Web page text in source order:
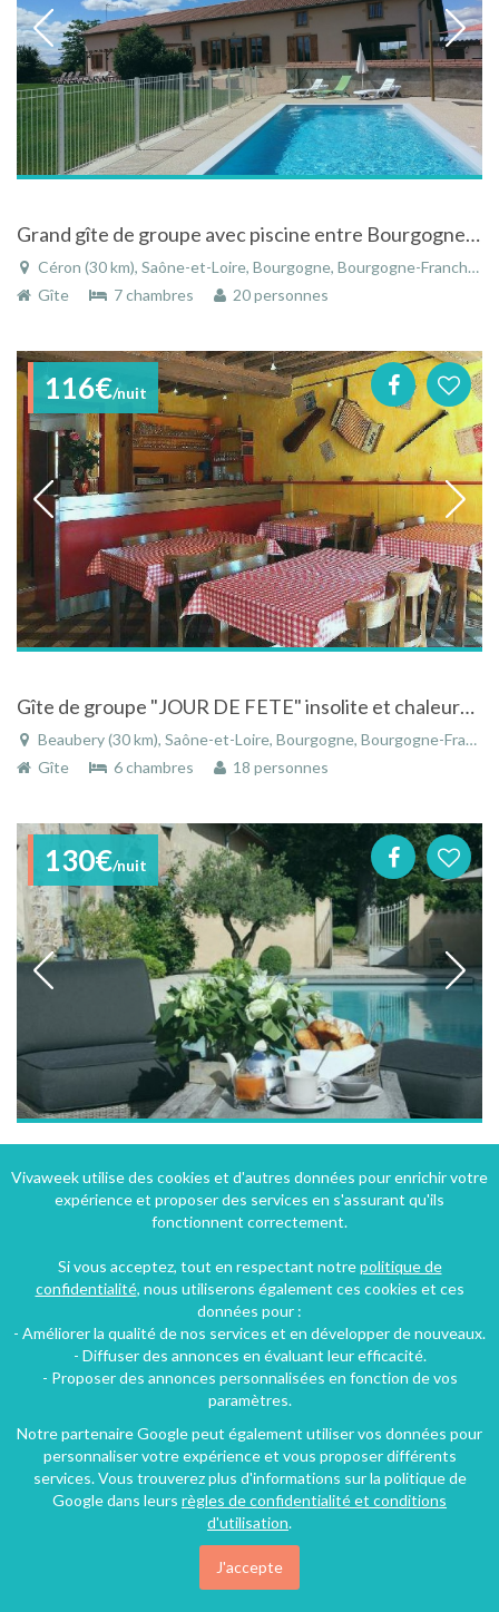
Grand gîte de groupe avec piscine entre Bourgogne du sud et Auvergne du nord, ni vis-à -vis ni voisinage
Céron (30 km), Saône-et-Loire, Bourgogne, Bourgogne-Franche-Comté, France
Gîte
7 chambres 20 personnes
116€/nuit
Gîte de groupe "JOUR DE FETE" insolite et chaleureux,14 personnes, Bourgogne entre Cluny charolles
Beaubery (30 km), Saône-et-Loire, Bourgogne, Bourgogne-Franche-Comté, France
Gîte
6 chambres 18 personnes
130€/nuit
Chambres d'hôtes "Château Saint Vincent" dans un parc d'un hectare avec piscine
Régnié-Durette (30 km), Rhône, Rhône-Alpes, Auvergne-Rhône-Alpes, France
224€/nuit
Vivaweek utilise des cookies et d'autres données pour enrichir votre
expérience et proposer des services en s'assurant qu'ils
fonctionnent correctement.
Si vous acceptez, tout en respectant notrepolitique de
confidentialité, nous utiliserons également ces cookies et ces
données pour :
- Améliorer la qualité de nos services et en développer de nouveaux.
- Diffuser des annonces en évaluant leur efficacité.
- Proposer des annonces personnalisées en fonction de vos
paramètres.
Notre partenaire Google peut également utiliser vos données pour
personnaliser votre expérience et vous proposer différents
services. Vous trouverez plus d'informations sur la politique de
Google dans leurs règles de confidentialité et conditions
d'utilisation.
J'accepte